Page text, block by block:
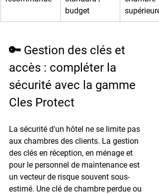
budget
supérieure
🔑 Gestion des clés et
accès : compléter la
sécurité avec la gamme
Cles Protect
La sécurité d'un hôtel ne se limite pas
aux chambres des clients. La gestion
des clés en réception, en ménage et
pour le personnel de maintenance est
un vecteur de risque souvent sous-
estimé. Une clé de chambre perdue ou